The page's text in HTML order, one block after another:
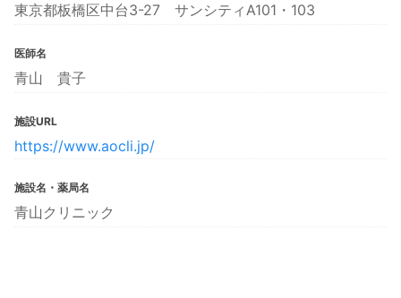
東京都板橋区中台3-27 サンシティA101・103
医師名
青山 貴子
施設URL
https://www.aocli.jp/
施設名・薬局名
青山クリニック